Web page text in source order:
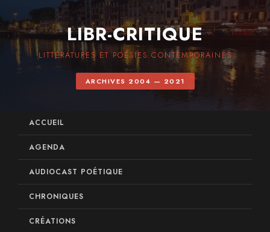
LIBR-CRITIQUE
LITTÉRATURES ET POÉSIES CONTEMPORAINES
ARCHIVES 2004 — 2021
ACCUEIL
AGENDA
AUDIOCAST POÉTIQUE
CHRONIQUES
CRÉATIONS